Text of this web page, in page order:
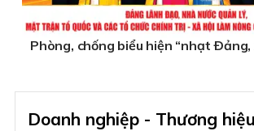
Phòng, chống biểu hiện “nhạt
Doanh nghiệp - Thương hiệu